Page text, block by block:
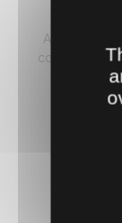
Argile
contenant 75